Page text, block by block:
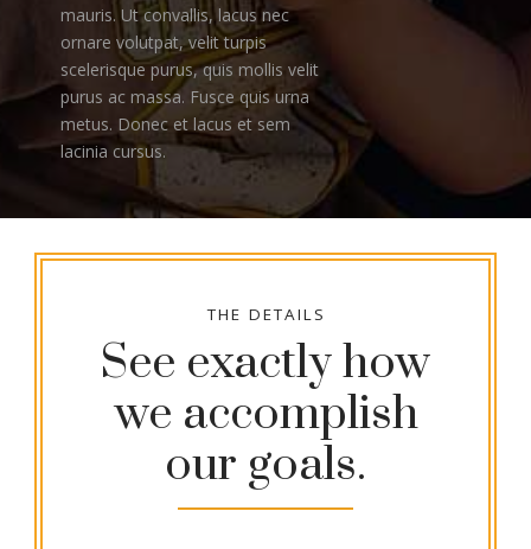
mauris. Ut convallis, lacus nec
ornare volutpat, velit turpis
scelerisque purus, quis mollis velit
purus ac massa. Fusce quis urna
metus. Donec et lacus et sem
lacinia cursus.
THE DETAILS
See exactly how
we accomplish
our goals.